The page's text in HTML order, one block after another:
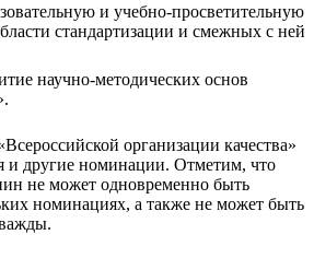
и учебно-просветительную
стандартизации и смежных с ней
научно-методических основ
организации качества»
и другие номинации. Отметим, что
не может одновременно быть
номинациях, а также не может быть